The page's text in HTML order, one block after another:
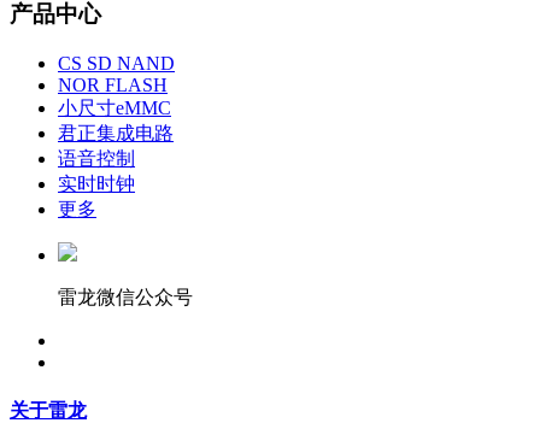
产品中心
CS SD NAND
NOR FLASH
小尺寸eMMC
君正集成电路
语音控制
实时时钟
更多
雷龙微信公众号
关于雷龙